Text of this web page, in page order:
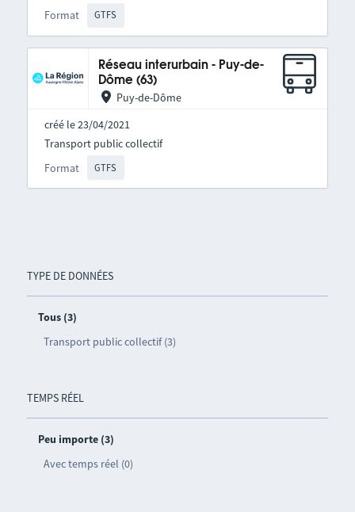
TYPE DE DONNÉES
Tous (3)
Transport public collectif (3)
TEMPS RÉEL
Peu importe (3)
Avec temps réel (0)
Format GTFS
Réseau interurbain - Puy-de-
Dôme (63)
Puy-de-Dôme
créé le 23/04/2021
Format GTFS
Transport public collectif